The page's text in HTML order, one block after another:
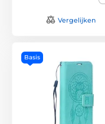
Vergelijken
Basis